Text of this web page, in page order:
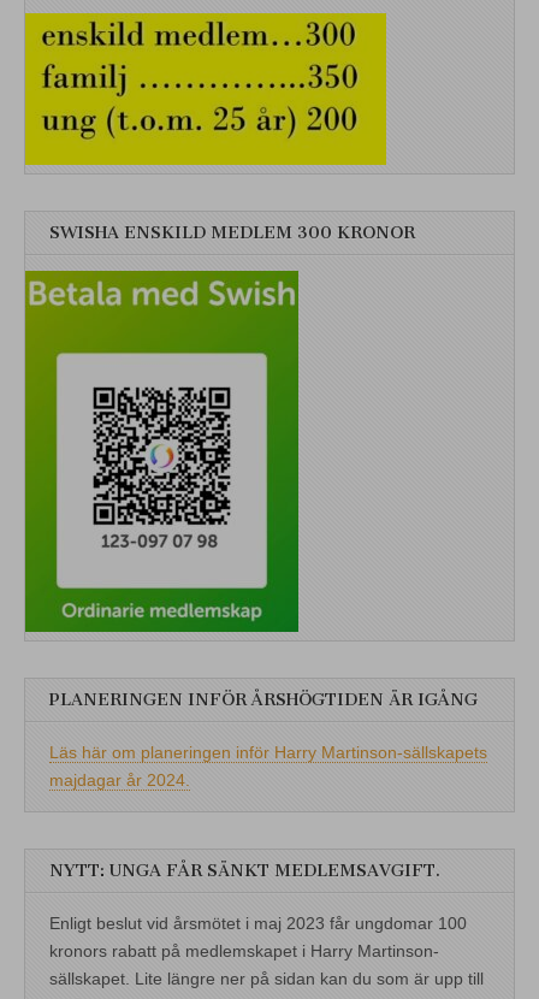
SWISHA ENSKILD MEDLEM 300 KRONOR
PLANERINGEN INFÖR ÅRSHÖGTIDEN ÄR IGÅNG
Läs här om planeringen inför Harry Martinson-sällskapets
majdagar år 2024.
NYTT: UNGA FÅR SÄNKT MEDLEMSAVGIFT.
Enligt beslut vid årsmötet i maj 2023 får ungdomar 100
kronors rabatt på medlemskapet i Harry Martinson-
sällskapet. Lite längre ner på sidan kan du som är upp till